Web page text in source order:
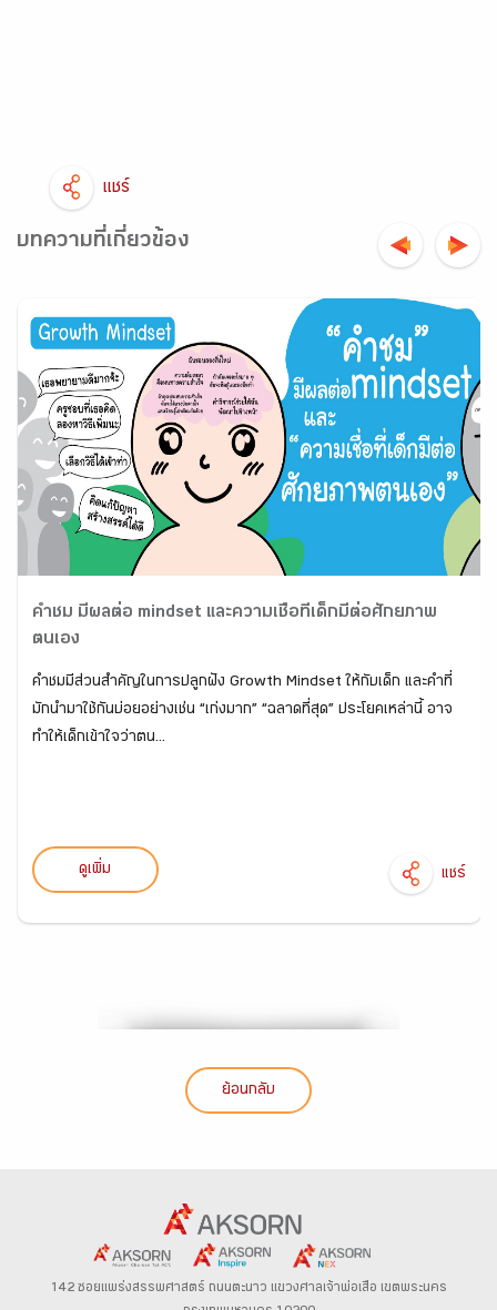
แชร์
บทความที่เกี่ยวข้อง
คำชม มีผลต่อ mindset และความเชื่อที่เด็กมีต่อศักยภาพ
ตนเอง
คำชมมีส่วนสำคัญในการปลูกฝัง Growth Mindset ให้กับเด็ก และคำที่
มักนำมาใช้กันบ่อยอย่างเช่น “เก่งมาก” “ฉลาดที่สุด” ประโยคเหล่านี้ อาจ
ทำให้เด็กเข้าใจว่าตน...
ดูเพิ่ม แชร์
ย้อนกลับ
142 ซอยแพร่งสรรพศาสตร์ ถนนตะนาว แขวงศาลเจ้าพ่อเสือ เขตพระนคร